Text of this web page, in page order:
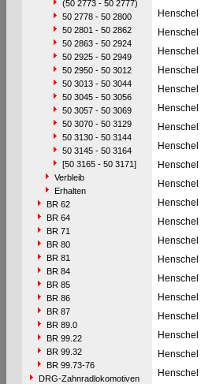
(50 2773 - 50 2777)
50 2778 - 50 2800
50 2801 - 50 2862
50 2863 - 50 2924
50 2925 - 50 2949
50 2950 - 50 3012
50 3013 - 50 3044
50 3045 - 50 3056
50 3057 - 50 3069
50 3070 - 50 3129
50 3130 - 50 3144
50 3145 - 50 3164
[50 3165 - 50 3171]
Verbleib
Erhalten
BR 62
BR 64
BR 71
BR 80
BR 81
BR 84
BR 85
BR 86
BR 87
BR 89.0
BR 99.22
BR 99.32
BR 99.73-76
DRG-Zahnradlokomotiven
Henschel
Henschel
Henschel
Henschel
Henschel
Henschel
Henschel
Henschel
Henschel
Henschel
Henschel
Henschel
Henschel
Henschel
Henschel
Henschel
Henschel
Henschel
Henschel
Henschel